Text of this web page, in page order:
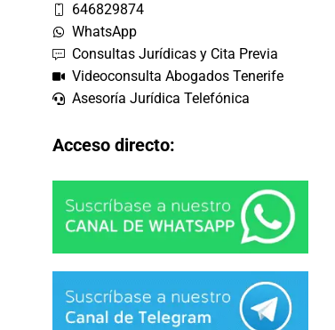
646829874
WhatsApp
Consultas Jurídicas y Cita Previa
Videoconsulta Abogados Tenerife
Asesoría Jurídica Telefónica
Acceso directo: